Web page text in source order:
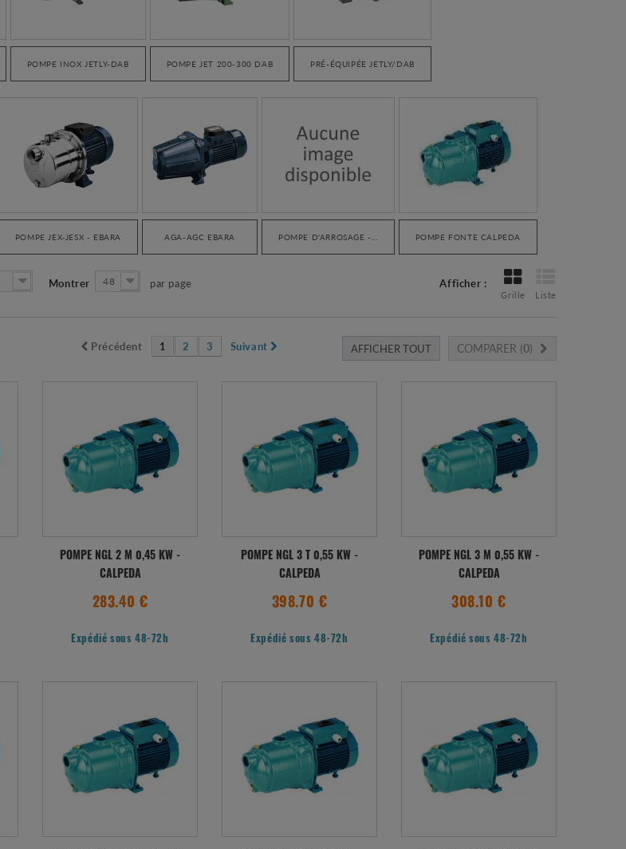
POMPE INOX JETLY-DAB POMPE JET 200-300 DAB PRÉ-ÉQUIPÉE JETLY/DAB
POMPE JEX-JESX - EBARA AGA-AGC EBARA POMPE D'ARROSAGE -... POMPE FONTE CALPEDA
Afficher :
Grille Liste
Montrer 48 par page
COMPARER (0)
AFFICHER TOUT
Précédent 1 2 3 Suivant
POMPE NGL 2 M 0,45 KW -
CALPEDA
283.40 €
Expédié sous 48-72h
POMPE NGL 3 T 0,55 KW -
CALPEDA
398.70 €
Expédié sous 48-72h
POMPE NGL 3 M 0,55 KW -
CALPEDA
308.10 €
Expédié sous 48-72h